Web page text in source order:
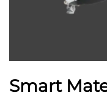
Smart